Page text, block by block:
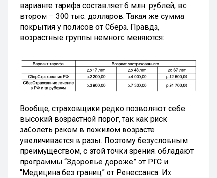
варианте тарифа составляет 6 млн. рублей, во
втором – 300 тыс. долларов. Такая же сумма
покрытия у полисов от Сбера. Правда,
возрастные группы немного меняются:
Вообще, страховщики редко позволяют себе
высокий возрастной порог, так как риск
заболеть раком в пожилом возрасте
увеличивается в разы. Поэтому безусловным
преимуществом, с этой точки зрения, обладают
программы “Здоровье дороже” от РГС и
“Медицина без границ” от Ренессанса. Их